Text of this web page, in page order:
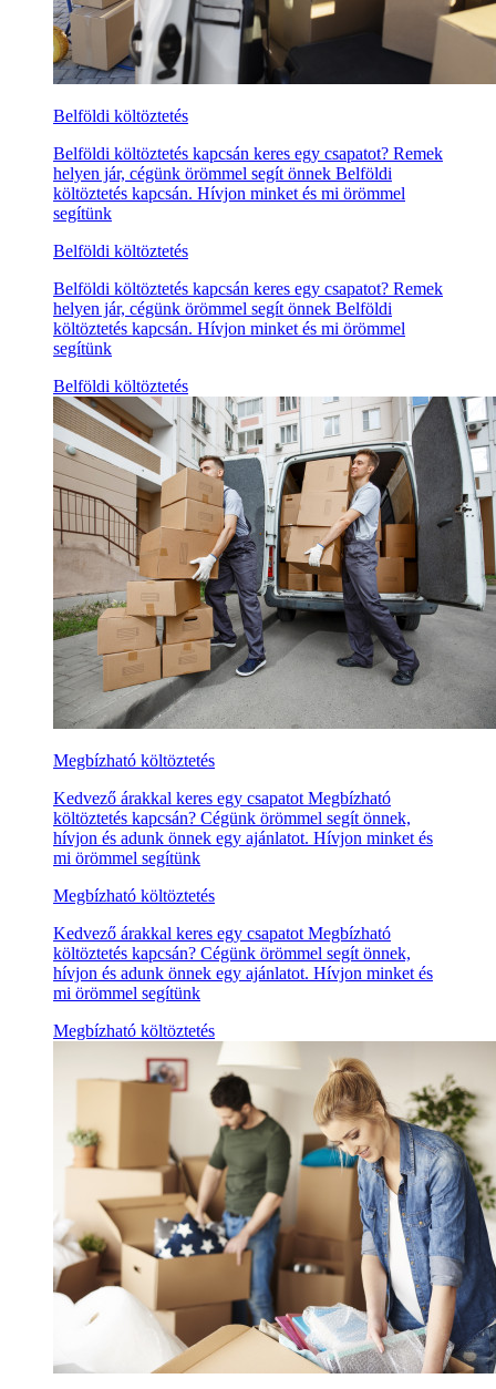
Belföldi költöztetés
Belföldi költöztetés kapcsán keres egy csapatot? Remek
helyen jár, cégünk örömmel segít önnek Belföldi
költöztetés kapcsán. Hívjon minket és mi örömmel
segítünk
Belföldi költöztetés
Belföldi költöztetés kapcsán keres egy csapatot? Remek
helyen jár, cégünk örömmel segít önnek Belföldi
költöztetés kapcsán. Hívjon minket és mi örömmel
segítünk
Belföldi költöztetés
Megbízható költöztetés
Kedvező árakkal keres egy csapatot Megbízható
költöztetés kapcsán? Cégünk örömmel segít önnek,
hívjon és adunk önnek egy ajánlatot. Hívjon minket és
mi örömmel segítünk
Megbízható költöztetés
Kedvező árakkal keres egy csapatot Megbízható
költöztetés kapcsán? Cégünk örömmel segít önnek,
hívjon és adunk önnek egy ajánlatot. Hívjon minket és
mi örömmel segítünk
Megbízható költöztetés